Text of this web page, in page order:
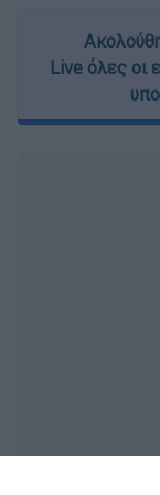
Live όλες οι